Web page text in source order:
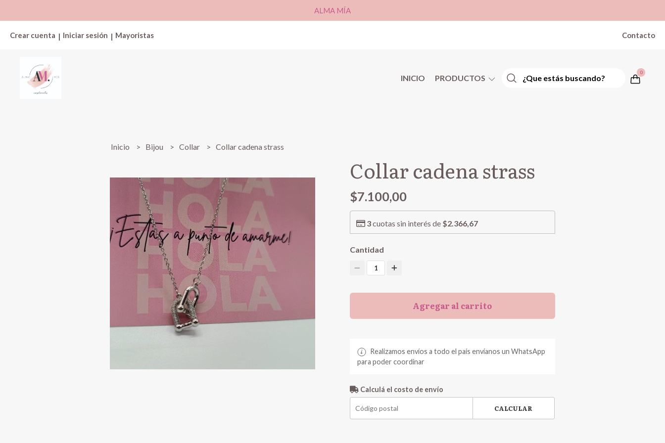
ALMA MÍA
Crear cuenta | Iniciar sesión | Mayoristas Contacto
INICIO PRODUCTOS
0
Inicio Bijou Collar Collar cadena strass
Collar cadena strass
$7.100,00
3cuotas sin interés de $2.366,67
Cantidad
1
Agregar al carrito
Realizamos envíos a todo el país envíanos un WhatsApp
para poder coordinar
Calculá el costo de envío
CALCULAR